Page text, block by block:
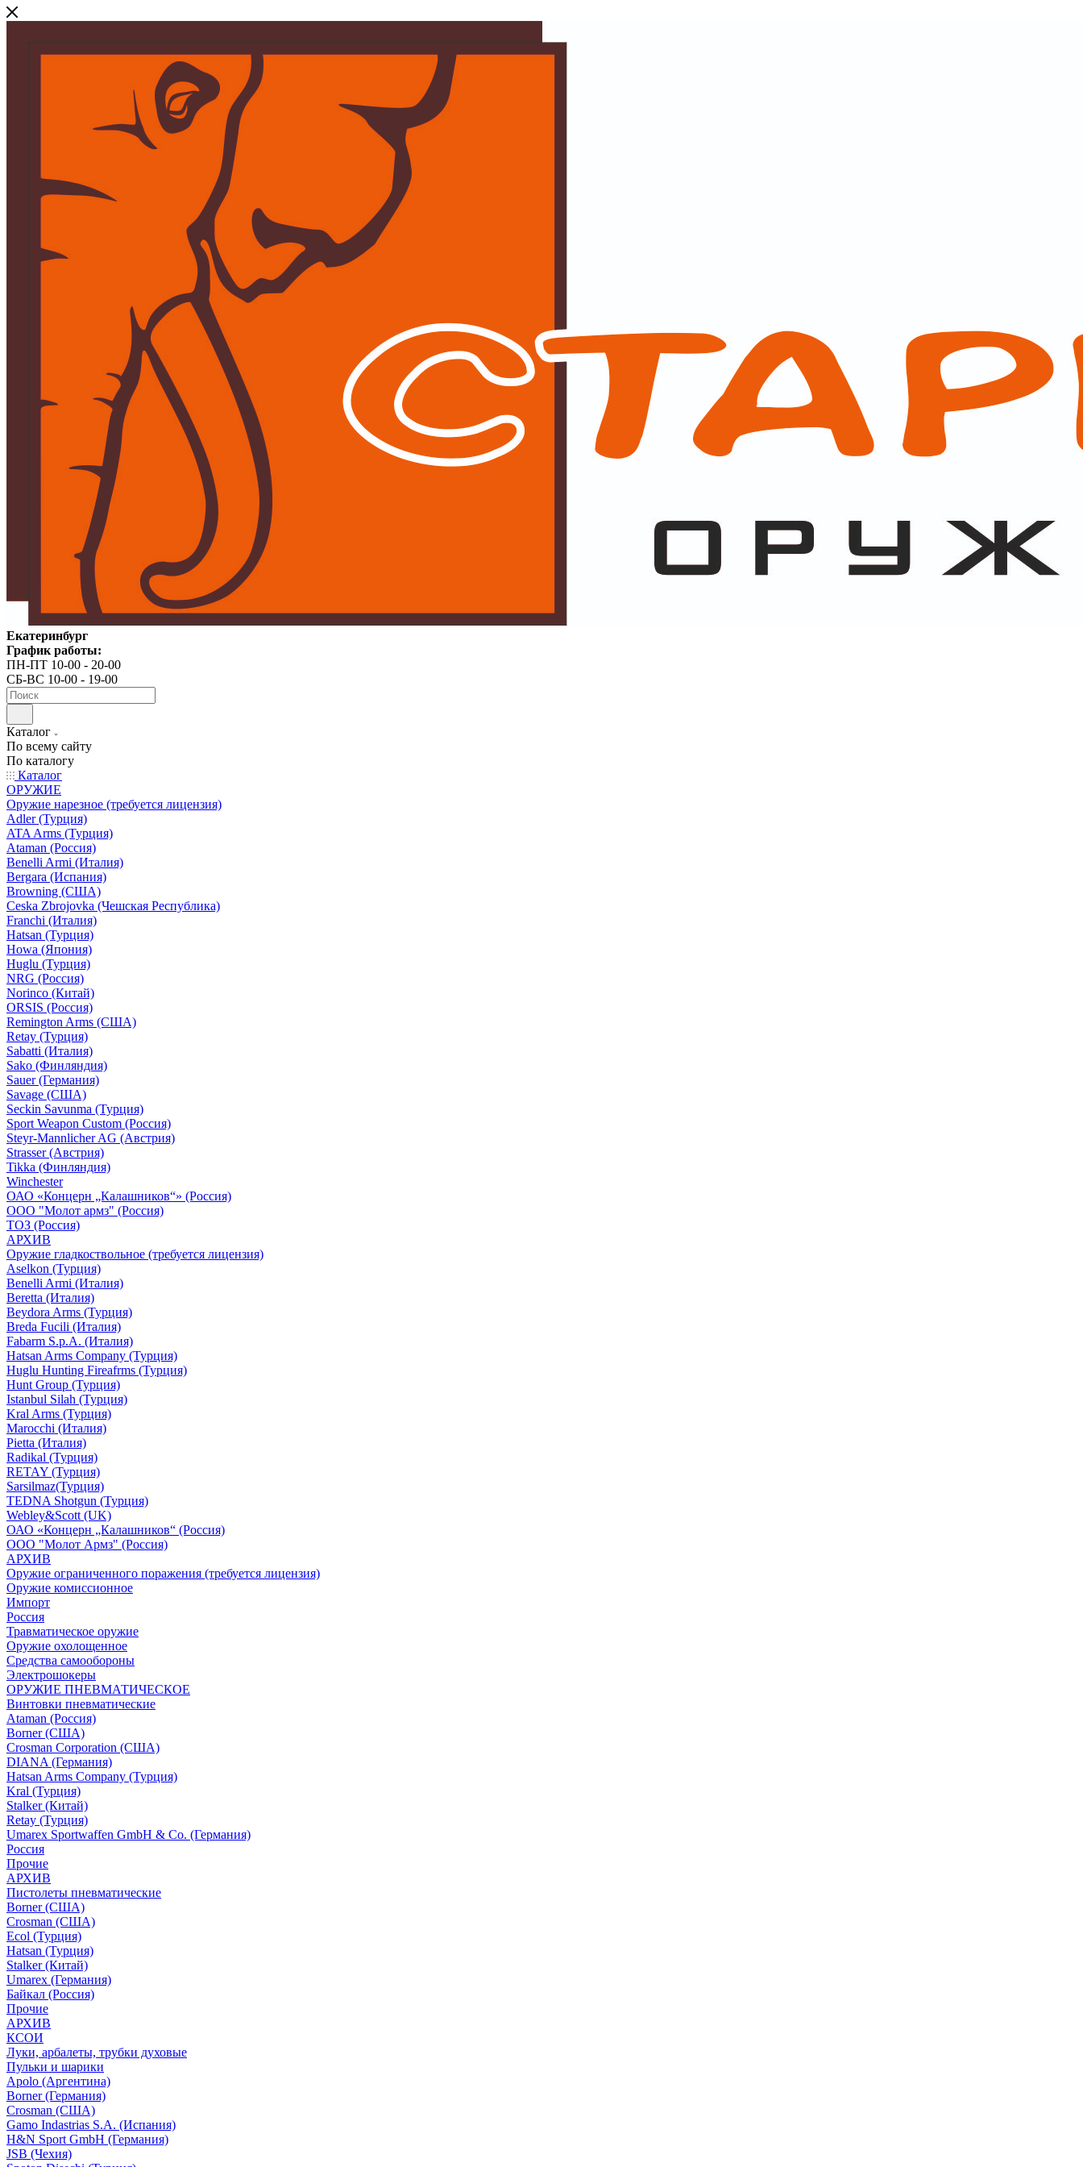
Екатеринбург
График работы:
ПН-ПТ 10-00 - 20-00
СБ-ВС 10-00 - 19-00
Каталог
По всему сайту
По каталогу
Каталог
ОРУЖИЕ
Оружие нарезное (требуется лицензия)
Adler (Турция)
ATA Arms (Турция)
Ataman (Россия)
Benelli Armi (Италия)
Bergara (Испания)
Browning (США)
Ceska Zbrojovka (Чешская Республика)
Franchi (Италия)
Hatsan (Турция)
Howa (Япония)
Huglu (Турция)
NRG (Россия)
Norinco (Китай)
ORSIS (Россия)
Remington Arms (США)
Retay (Турция)
Sabatti (Италия)
Sako (Финляндия)
Sauer (Германия)
Savage (США)
Seckin Savunma (Турция)
Sport Weapon Custom (Россия)
Steyr-Mannlicher AG (Австрия)
Strasser (Австрия)
Tikka (Финляндия)
Winchester
ОАО «Концерн „Калашников“» (Россия)
ООО "Молот армз" (Россия)
ТОЗ (Россия)
АРХИВ
Оружие гладкоствольное (требуется лицензия)
Aselkon (Турция)
Benelli Armi (Италия)
Beretta (Италия)
Beydora Arms (Турция)
Breda Fucili (Италия)
Fabarm S.p.A. (Италия)
Hatsan Arms Company (Турция)
Huglu Hunting Fireafrms (Турция)
Hunt Group (Турция)
Istanbul Silah (Турция)
Kral Arms (Турция)
Marocchi (Италия)
Pietta (Италия)
Radikal (Турция)
RETAY (Турция)
Sarsilmaz(Турция)
TEDNA Shotgun (Турция)
Webley&Scott (UK)
ОАО «Концерн „Калашников“ (Россия)
ООО "Молот Армз" (Россия)
АРХИВ
Оружие ограниченного поражения (требуется лицензия)
Оружие комиссионное
Импорт
Россия
Травматическое оружие
Оружие охолощенное
Средства самообороны
Электрошокеры
ОРУЖИЕ ПНЕВМАТИЧЕСКОЕ
Винтовки пневматические
Ataman (Россия)
Borner (США)
Crosman Corporation (США)
DIANA (Германия)
Hatsan Arms Company (Турция)
Kral (Турция)
Stalker (Китай)
Retay (Турция)
Umarex Sportwaffen GmbH & Co. (Германия)
Россия
Прочие
АРХИВ
Пистолеты пневматические
Borner (США)
Crosman (США)
Ecol (Турция)
Hatsan (Турция)
Stalker (Китай)
Umarex (Германия)
Байкал (Россия)
Прочие
АРХИВ
КСОИ
Луки, арбалеты, трубки духовые
Пульки и шарики
Apolo (Аргентина)
Borner (Германия)
Crosman (США)
Gamo Indastrias S.A. (Испания)
H&N Sport GmbH (Германия)
JSB (Чехия)